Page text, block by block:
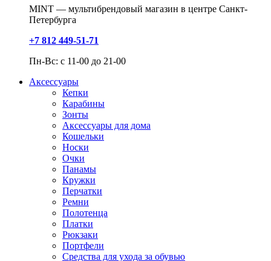
MINT — мультибрендовый магазин в центре Санкт-
Петербурга
+7 812 449-51-71
Пн-Вс: с 11-00 до 21-00
Аксессуары
Кепки
Карабины
Зонты
Аксессуары для дома
Кошельки
Носки
Очки
Панамы
Кружки
Перчатки
Ремни
Полотенца
Платки
Рюкзаки
Портфели
Средства для ухода за обувью